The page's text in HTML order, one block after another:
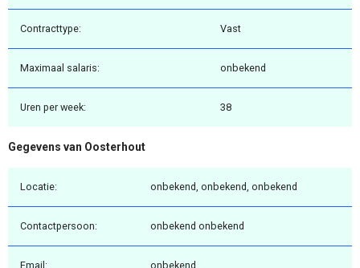
Contracttype: Vast
Maximaal salaris: onbekend
Uren per week: 38
Gegevens van Oosterhout
Locatie: onbekend, onbekend, onbekend
Contactpersoon: onbekend onbekend
Email: onbekend